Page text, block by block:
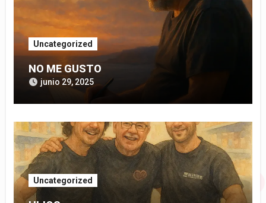
Uncategorized
NO ME GUSTO
junio 29, 2025
Uncategorized